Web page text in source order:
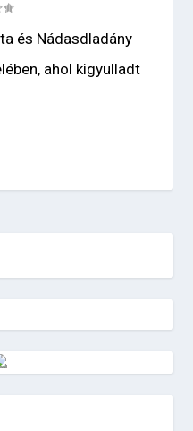
és Nádasdladány
ahol kigyulladt
Vörösmarty Rádió